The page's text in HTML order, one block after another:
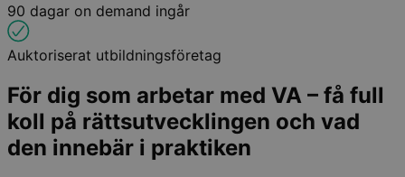
90 dagar on demand ingår
Auktoriserat utbildningsföretag
För dig som arbetar med VA – få full
koll på rättsutvecklingen och vad
den innebär i praktiken